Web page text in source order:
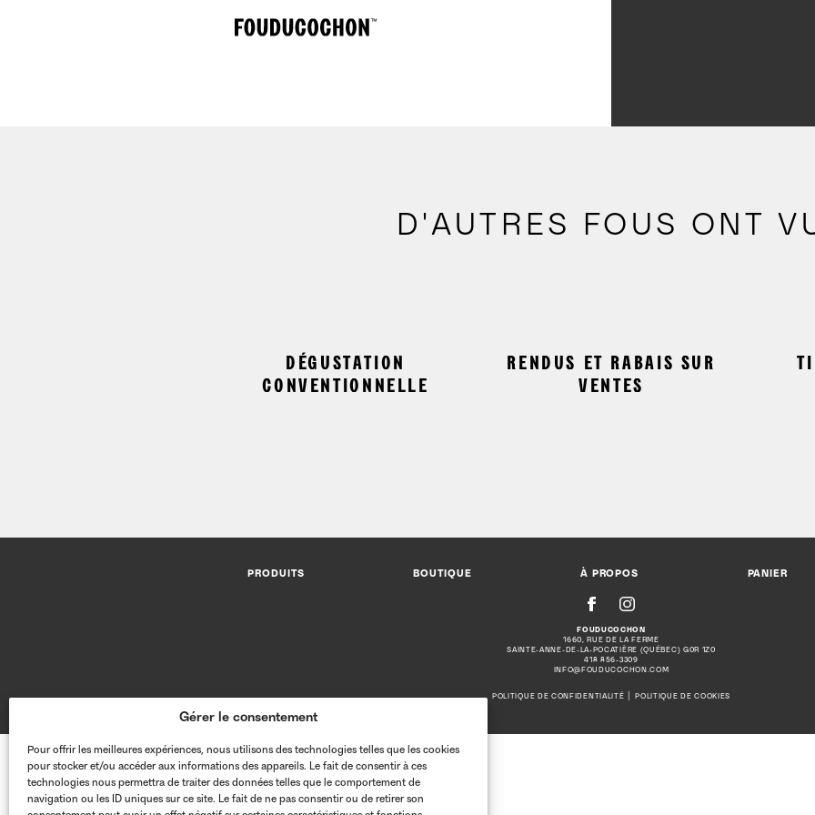
Gérer le consentement
Pour offrir les meilleures expériences, nous utilisons des technologies telles que les cookies
pour stocker et/ou accéder aux informations des appareils. Le fait de consentir à ces
technologies nous permettra de traiter des données telles que le comportement de
navigation ou les ID uniques sur ce site. Le fait de ne pas consentir ou de retirer son
D'AUTRES FOUS ONT
DÉGUSTATION
CONVENTIONNELLE
RENDUS ET RABAIS SUR
VENTES
PRODUITS BOUTIQUE À PROPOS PANIER
FOUDUCOCHON
1660, RUE DE LA FERME
SAINTE-ANNE-DE-LA-POCATIÈRE (QUÉBEC) G0R 1Z0
418 856-3309
INFO@FOUDUCOCHON.COM
POLITIQUE DE CONFIDENTIALITÉ |POLITIQUE DE COOKIES